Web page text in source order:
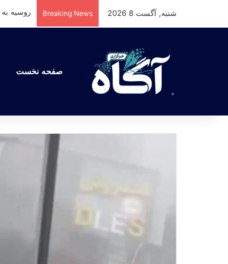
شنبه, آگست 8 2026 Breaking News
صفحه نخست